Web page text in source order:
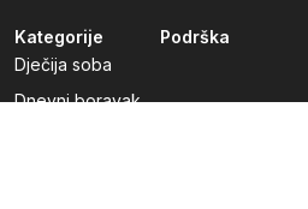
Kategorije
Dječija soba
Dnevni boravak
Podrška